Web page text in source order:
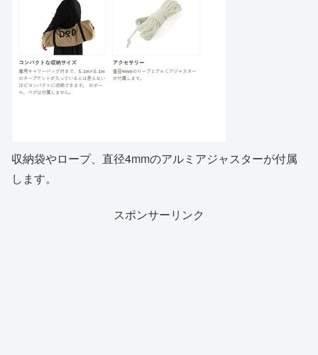
収納袋やロープ、直径4mmのアルミアジャスターが付属
します。
スポンサーリンク